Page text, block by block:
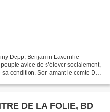
Depp, Benjamin Lavernhe
avide de s’élever socialement,
condition. Son amant le comte Du
DE LA FOLIE, BD